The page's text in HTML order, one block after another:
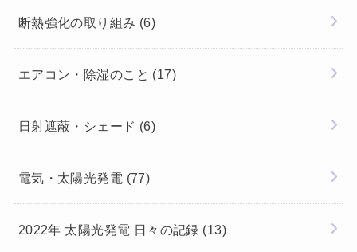
断熱強化の取り組み (6)
エアコン・除湿のこと (17)
日射遮蔽・シェード (6)
電気・太陽光発電 (77)
2022年 太陽光発電 日々の記録 (13)